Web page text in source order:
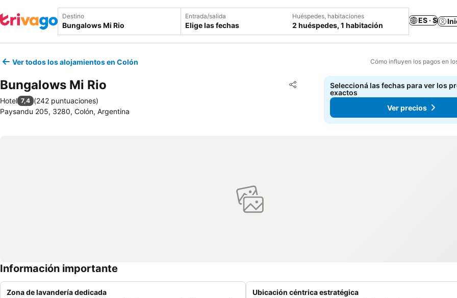
Destino Entrada/salida
Elige las fechas
Huéspedes, habitaciones
2 huéspedes, 1 habitación
ES · $
Ver todos los alojamientos en Colón Cómo influyen los pagos en
Bungalows Mi Rio Compartir
Añadir a favoritos
Hotel 7,4 (242 puntuaciones)
Paysandu 205, 3280, Colón, Argentina
Seleccioná las fechas para ver los
exactos
Ver precios
Información importante
Zona de lavandería dedicada
Ubicación céntrica estratégica